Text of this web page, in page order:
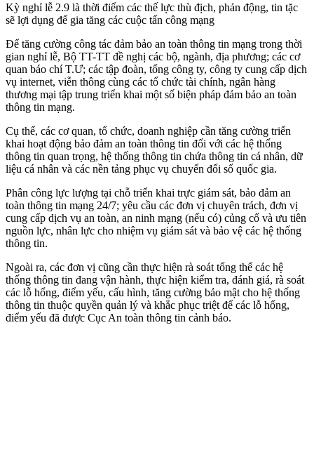
Kỳ nghỉ lễ 2.9 là thời điểm các thế lực thù địch, phản động, tin tặc
sẽ lợi dụng để gia tăng các cuộc tấn công mạng
Để tăng cường công tác đảm bảo an toàn thông tin mạng trong thời
gian nghỉ lễ, Bộ TT-TT đề nghị các bộ, ngành, địa phương; các cơ
quan báo chí T.Ư; các tập đoàn, tổng công ty, công ty cung cấp dịch
vụ internet, viễn thông cùng các tổ chức tài chính, ngân hàng
thương mại tập trung triển khai một số biện pháp đảm bảo an toàn
thông tin mạng.
Cụ thể, các cơ quan, tổ chức, doanh nghiệp cần tăng cường triển
khai hoạt động bảo đảm an toàn thông tin đối với các hệ thống
thông tin quan trọng, hệ thống thông tin chứa thông tin cá nhân, dữ
liệu cá nhân và các nền tảng phục vụ chuyển đổi số quốc gia.
Phân công lực lượng tại chỗ triển khai trực giám sát, bảo đảm an
toàn thông tin mạng 24/7; yêu cầu các đơn vị chuyên trách, đơn vị
cung cấp dịch vụ an toàn, an ninh mạng (nếu có) củng cố và ưu tiên
nguồn lực, nhân lực cho nhiệm vụ giám sát và bảo vệ các hệ thống
thông tin.
Ngoài ra, các đơn vị cũng cần thực hiện rà soát tổng thể các hệ
thống thông tin đang vận hành, thực hiện kiểm tra, đánh giá, rà soát
các lỗ hổng, điểm yếu, cấu hình, tăng cường bảo mật cho hệ thống
thông tin thuộc quyền quản lý và khắc phục triệt để các lỗ hổng,
điểm yếu đã được Cục An toàn thông tin cảnh báo.